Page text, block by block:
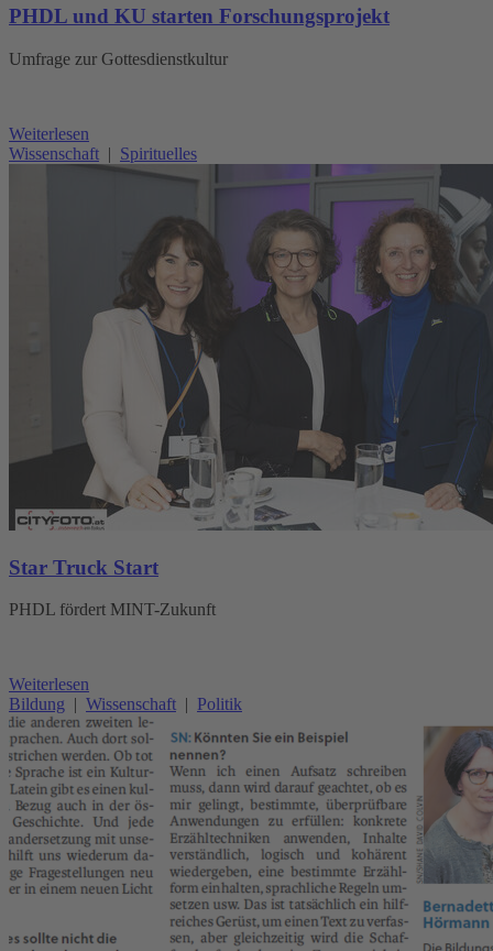
PHDL und KU starten Forschungsprojekt
Umfrage zur Gottesdienstkultur
Weiterlesen
Wissenschaft | Spirituelles
Star Truck Start
PHDL fördert MINT-Zukunft
Weiterlesen
Bildung | Wissenschaft | Politik